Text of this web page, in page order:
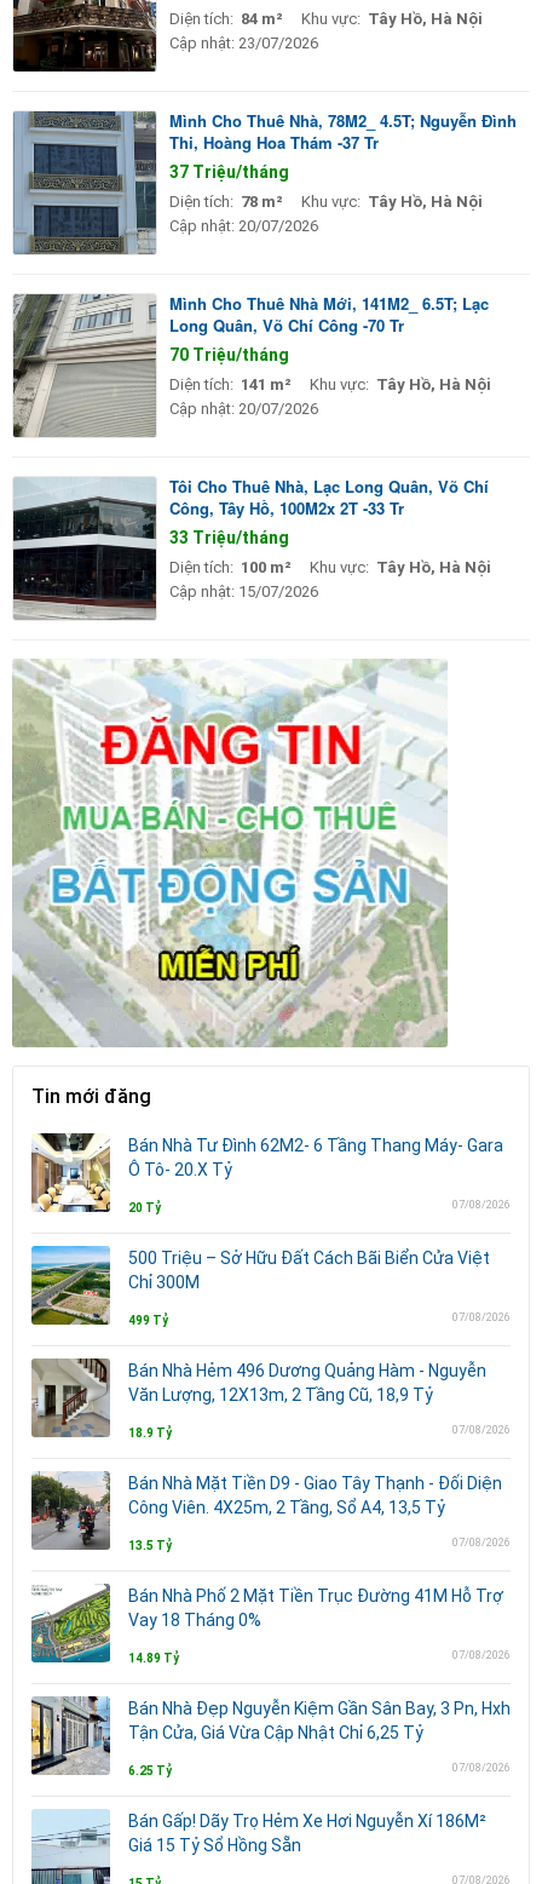
Diện tích: 84 m² Khu vực: Tây Hồ, Hà Nội
Cập nhật: 23/07/2026
Mình Cho Thuê Nhà, 78M2_ 4.5T; Nguyễn Đình
Thi, Hoàng Hoa Thám -37 Tr
37 Triệu/tháng
Diện tích: 78 m² Khu vực: Tây Hồ, Hà Nội
Cập nhật: 20/07/2026
Mình Cho Thuê Nhà Mới, 141M2_ 6.5T; Lạc
Long Quân, Võ Chí Công -70 Tr
70 Triệu/tháng
Diện tích: 141 m² Khu vực: Tây Hồ, Hà Nội
Cập nhật: 20/07/2026
Tôi Cho Thuê Nhà, Lạc Long Quân, Võ Chí
Công, Tây Hồ, 100M2x 2T -33 Tr
33 Triệu/tháng
Diện tích: 100 m² Khu vực: Tây Hồ, Hà Nội
Cập nhật: 15/07/2026
Tin mới đăng
Bán Nhà Tư Đình 62M2- 6 Tầng Thang Máy- Gara
Ô Tô- 20.X Tỷ
20 Tỷ 07/08/2026
500 Triệu – Sở Hữu Đất Cách Bãi Biển Cửa Việt
Chỉ 300M
499 Tỷ 07/08/2026
Bán Nhà Hẻm 496 Dương Quảng Hàm - Nguyễn
Văn Lượng, 12X13m, 2 Tầng Cũ, 18,9 Tỷ
18.9 Tỷ 07/08/2026
Bán Nhà Mặt Tiền D9 - Giao Tây Thạnh - Đối Diện
Công Viên. 4X25m, 2 Tầng, Sổ A4, 13,5 Tỷ
13.5 Tỷ 07/08/2026
Bán Nhà Phố 2 Mặt Tiền Trục Đường 41M Hỗ Trợ
Vay 18 Tháng 0%
14.89 Tỷ 07/08/2026
Bán Nhà Đẹp Nguyễn Kiệm Gần Sân Bay, 3 Pn, Hxh
Tận Cửa, Giá Vừa Cập Nhật Chỉ 6,25 Tỷ
6.25 Tỷ 07/08/2026
Bán Gấp! Dãy Trọ Hẻm Xe Hơi Nguyễn Xí 186M²
Giá 15 Tỷ Sổ Hồng Sẵn
07/08/2026